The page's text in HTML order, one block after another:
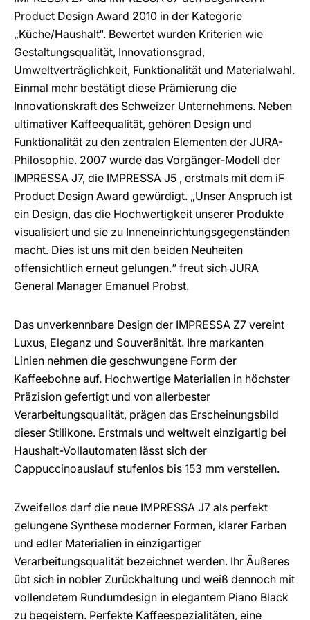
Product Design Award 2010 in der Kategorie
„Küche/Haushalt“. Bewertet wurden Kriterien wie
Gestaltungsqualität, Innovationsgrad,
Umweltverträglichkeit, Funktionalität und Materialwahl.
Einmal mehr bestätigt diese Prämierung die
Innovationskraft des Schweizer Unternehmens. Neben
ultimativer Kaffeequalität, gehören Design und
Funktionalität zu den zentralen Elementen der JURA-
Philosophie. 2007 wurde das Vorgänger-Modell der
IMPRESSA J7, die IMPRESSA J5 , erstmals mit dem iF
Product Design Award gewürdigt. „Unser Anspruch ist
ein Design, das die Hochwertigkeit unserer Produkte
visualisiert und sie zu Inneneinrichtungsgegenständen
macht. Dies ist uns mit den beiden Neuheiten
offensichtlich erneut gelungen.“ freut sich JURA
General Manager Emanuel Probst.
Das unverkennbare Design der IMPRESSA Z7 vereint
Luxus, Eleganz und Souveränität. Ihre markanten
Linien nehmen die geschwungene Form der
Kaffeebohne auf. Hochwertige Materialien in höchster
Präzision gefertigt und von allerbester
Verarbeitungsqualität, prägen das Erscheinungsbild
dieser Stilikone. Erstmals und weltweit einzigartig bei
Haushalt-Vollautomaten lässt sich der
Cappuccinoauslauf stufenlos bis 153 mm verstellen.
Zweifellos darf die neue IMPRESSA J7 als perfekt
gelungene Synthese moderner Formen, klarer Farben
und edler Materialien in einzigartiger
Verarbeitungsqualität bezeichnet werden. Ihr Äußeres
übt sich in nobler Zurückhaltung und weiß dennoch mit
vollendetem Rundumdesign in elegantem Piano Black
zu begeistern. Perfekte Kaffeespezialitäten, eine